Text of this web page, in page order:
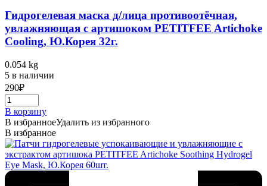
Гидрогелевая маска д/лица противоотёчная,
увлажняющая с артишоком PETITFEE Artichoke
Cooling, Ю.Корея 32г.
0.054 kg
5 в наличии
290₽
В корзину
В избранноеУдалить из избранного
В избранное